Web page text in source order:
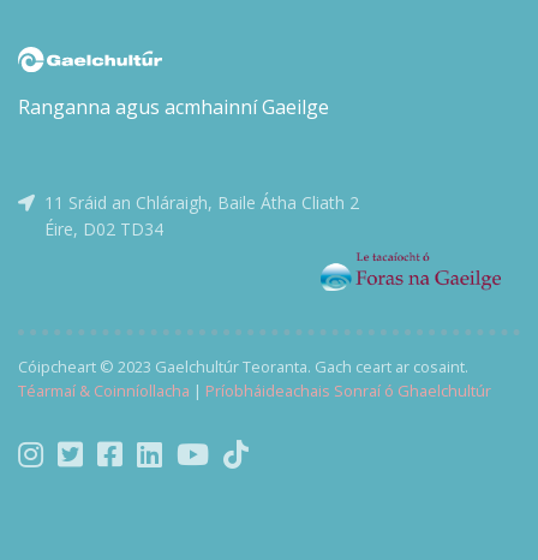
Ach cén seans atá acu nuair atá duine mór sa Rialtas, is
Ranganna agus acmhainní Gaeilge
11 Sráid an Chláraigh, Baile Átha Cliath 2
Éire, D02 TD34
Cóipcheart © 2023 Gaelchultúr Teoranta. Gach ceart ar cosaint.
Téarmaí & Coinníollacha | Príobháideachais Sonraí ó Ghaelchultúr